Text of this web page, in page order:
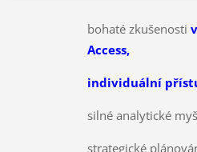
bohaté zkušenosti
Access,
individuální
silné analytické
strategické